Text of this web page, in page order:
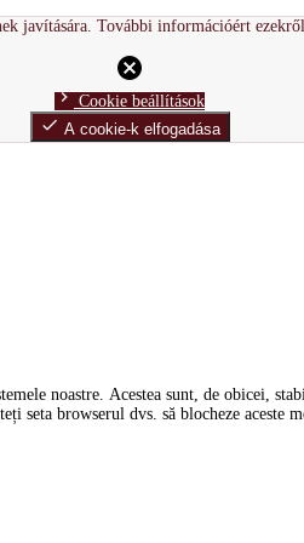
javítására. További információért
cancel
chevron_right Cookie beállítások
done A cookie-k elfogadása
noastre. Acestea sunt, de obicei,
browserul dvs. să blocheze aceste